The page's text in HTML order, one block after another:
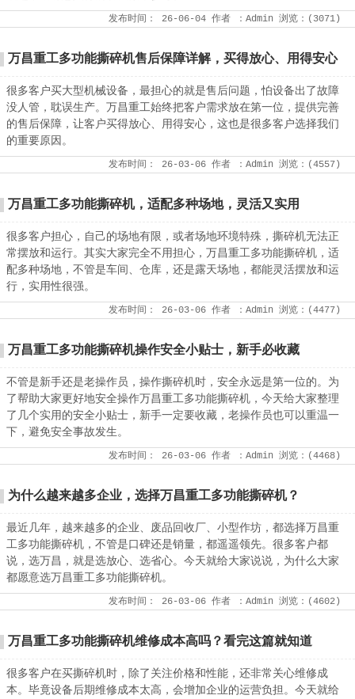
发布时间： 26-06-04 作者 ：Admin 浏览：( 3071 )
万昌重工多功能撕碎机售后保障详解，买得放心、用得安心
很多客户买大型机械设备，最担心的就是售后问题，怕设备出了故障
没人管，耽误生产。万昌重工始终把客户需求放在第一位，提供完善
的售后保障，让客户买得放心、用得安心，这也是很多客户选择我们
的重要原因。
发布时间： 26-03-06 作者 ：Admin 浏览：(4557 )
万昌重工多功能撕碎机，适配多种场地，灵活又实用
很多客户担心，自己的场地有限，或者场地环境特殊，撕碎机无法正
常摆放和运行。其实大家完全不用担心，万昌重工多功能撕碎机，适
配多种场地，不管是车间、仓库，还是露天场地，都能灵活摆放和运
行，实用性很强。
发布时间： 26-03-06 作者 ：Admin 浏览：(4477 )
万昌重工多功能撕碎机操作安全小贴士，新手必收藏
不管是新手还是老操作员，操作撕碎机时，安全永远是第一位的。为
了帮助大家更好地安全操作万昌重工多功能撕碎机，今天给大家整理
了几个实用的安全小贴士，新手一定要收藏，老操作员也可以重温一
下，避免安全事故发生。
发布时间： 26-03-06 作者 ：Admin 浏览：(4468 )
为什么越来越多企业，选择万昌重工多功能撕碎机？
最近几年，越来越多的企业、废品回收厂、小型作坊，都选择万昌重
工多功能撕碎机，不管是口碑还是销量，都遥遥领先。很多客户都
说，选万昌，就是选放心、选省心。今天就给大家说说，为什么大家
都愿意选万昌重工多功能撕碎机。
发布时间： 26-03-06 作者 ：Admin 浏览：(4602 )
万昌重工多功能撕碎机维修成本高吗？看完这篇就知道
很多客户在买撕碎机时，除了关注价格和性能，还非常关心维修成
本。毕竟设备后期维修成本太高，会增加企业的运营负担。今天就给